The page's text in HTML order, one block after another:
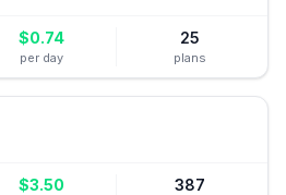
$0.74
per day
25
plans
$3.50 387